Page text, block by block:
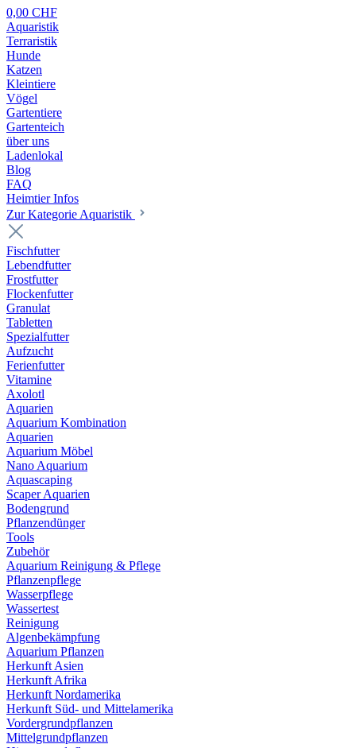
0,00 CHF
Aquaristik
Terraristik
Hunde
Katzen
Kleintiere
Vögel
Gartentiere
Gartenteich
über uns
Ladenlokal
Blog
FAQ
Heimtier Infos
Zur Kategorie Aquaristik
Fischfutter
Lebendfutter
Frostfutter
Flockenfutter
Granulat
Tabletten
Spezialfutter
Aufzucht
Ferienfutter
Vitamine
Axolotl
Aquarien
Aquarium Kombination
Aquarien
Aquarium Möbel
Nano Aquarium
Aquascaping
Scaper Aquarien
Bodengrund
Pflanzendünger
Tools
Zubehör
Aquarium Reinigung & Pflege
Pflanzenpflege
Wasserpflege
Wassertest
Reinigung
Algenbekämpfung
Aquarium Pflanzen
Herkunft Asien
Herkunft Afrika
Herkunft Nordamerika
Herkunft Süd- und Mittelamerika
Vordergrundpflanzen
Mittelgrundpflanzen